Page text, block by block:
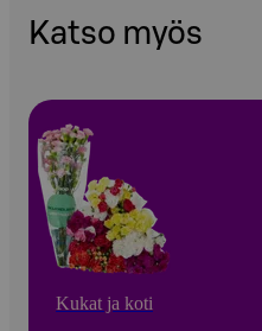
Katso myös
Kukat ja koti